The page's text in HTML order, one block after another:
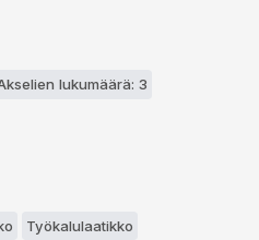
lukumäärä: 3
Työkalulaatikko